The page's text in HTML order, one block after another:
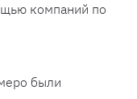
компаний по
были